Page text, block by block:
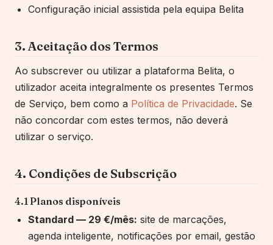
Configuração inicial assistida pela equipa Belita
3. Aceitação dos Termos
Ao subscrever ou utilizar a plataforma Belita, o
utilizador aceita integralmente os presentes Termos
de Serviço, bem como a Política de Privacidade. Se
não concordar com estes termos, não deverá
utilizar o serviço.
4. Condições de Subscrição
4.1 Planos disponíveis
Standard — 29 €/mês: site de marcações,
agenda inteligente, notificações por email, gestão